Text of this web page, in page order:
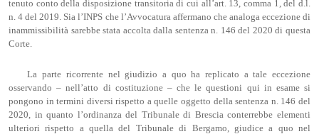
tenuto conto della disposizione transitoria di cui all’art. 13, comma 1, del d.l.
n. 4 del 2019. Sia l’INPS che l’Avvocatura affermano che analoga eccezione di
inammissibilità sarebbe stata accolta dalla sentenza n. 146 del 2020 di questa
Corte.
La parte ricorrente nel giudizio a quo ha replicato a tale eccezione
osservando – nell’atto di costituzione – che le questioni qui in esame si
pongono in termini diversi rispetto a quelle oggetto della sentenza n. 146 del
2020, in quanto l’ordinanza del Tribunale di Brescia conterrebbe elementi
ulteriori rispetto a quella del Tribunale di Bergamo, giudice a quo nel